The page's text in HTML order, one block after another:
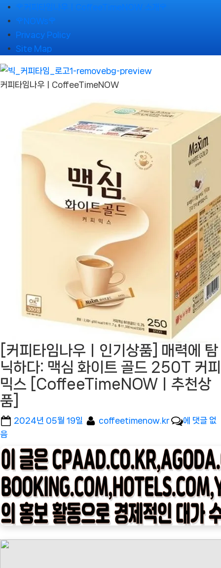
Skip
to
content
🌹커피타임나우ㅣCoffeeTimeNOW 소개🌹
🌹NOWs🌹
Privacy Policy
Site Map
커피타임나우ㅣCoffeeTimeNOW
[커피타임나우ㅣ인기상품] 매력에 탐
닉하다: 맥심 화이트 골드 250T 커피
믹스 [CoffeeTimeNOWㅣ추천상
품]
Posted
2024년 05월 19일 By
coffeetimenow.kr
[커
타
임
나
우
ㅣ
인
에 댓글 없
음